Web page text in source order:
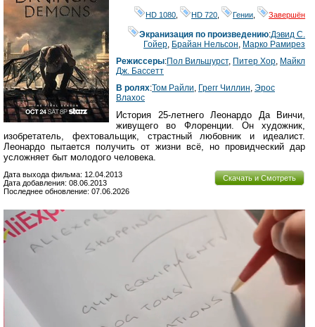
HD 1080 HD 720 Гении Завершён
Экранизация по произведению:Дэвид С.
Гойер, Брайан Нельсон, Марко Рамирез
Режиссеры:Пол Вильшурст, Питер Хор, Майкл
Дж. Бассетт
В ролях:Том Райли, Грегг Чиллин, Эрос
Влахос
История 25-летнего Леонардо Да Винчи,
живущего во Флоренции. Он художник,
изобретатель, фехтовальщик, страстный любовник и идеалист.
Леонардо пытается получить от жизни всё, но провидческий дар
усложняет быт молодого человека.
Скачать и Смотреть
Дата выхода фильма: 12.04.2013
Дата добавления: 08.06.2013
Последнее обновление: 07.06.2026